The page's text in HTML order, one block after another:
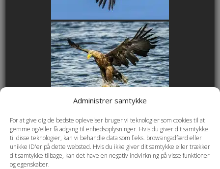
Administrer samtykke
For at give dig de bedste oplevelser bruger vi teknologier som cookies til at
gemme og/eller få adgang til enhedsoplysninger. Hvis du giver dit samtykke
til disse teknologier, kan vi behandle data som f.eks. browsingadfærd eller
unikke ID'er på dette websted. Hvis du ikke giver dit samtykke eller trækker
dit samtykke tilbage, kan det have en negativ indvirkning på visse funktioner
og egenskaber.